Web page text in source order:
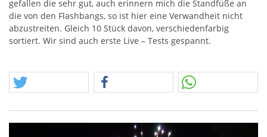
gefallen die sehr gut, auch erinnern mich die Standfüße an
die von den Flashbangs, so ist hier eine Verwandheit nicht
abzustreiten. Gleich 10 Stück davon, verschiedenfarbig
sortiert. Wir sind auch erste Live – Tests gespannt.